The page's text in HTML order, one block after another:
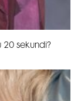
20 sekundi?